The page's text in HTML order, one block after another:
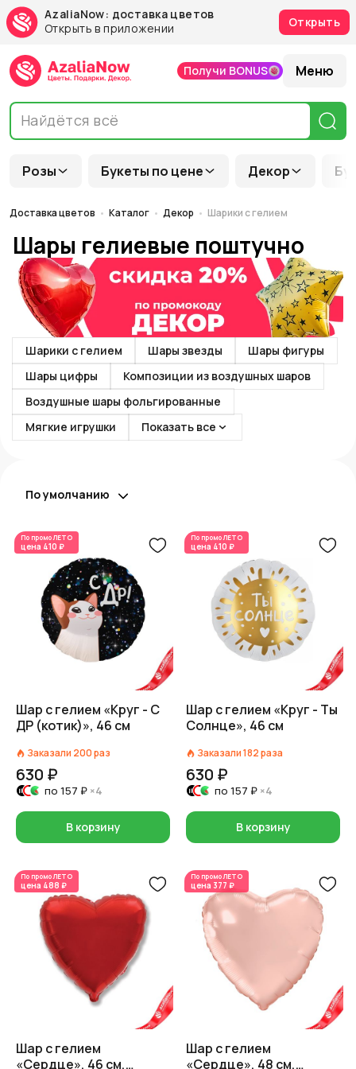
AzaliaNow: доставка цветов
Открыть в приложении
Открыть
Розы Букеты по цене Декор
Получи BONUS Меню
Доставка цветов Каталог Декор Шарики с гелием
Шары гелиевые поштучно
Шарики с гелием Шары звезды
Шары фигуры
Шары цифры
Композиции из воздушных шаров
Воздушные шары фольгированные
Мягкие игрушки
Показать все
По умолчанию
По промоЛЕТО
цена 410 ₽
Шар с гелием «Круг - С
ДР (котик)», 46 см
Заказали 200раз
630 ₽
по 157 ₽ ×4
В корзину
По промоЛЕТО
цена 410 ₽
Шар с гелием «Круг - Ты
Солнце», 46 см
Заказали182раза
630 ₽
по 157 ₽ ×4
В корзину
По промоЛЕТО
цена 488 ₽
Шар с гелием
«Сердце», 46 см,
По промоЛЕТО
цена 377 ₽
Шар с гелием
«Сердце», 48 см,